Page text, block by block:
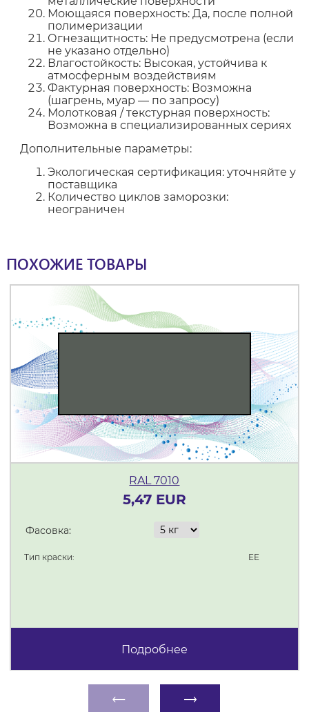
Моющаяся поверхность: Да, после полной
полимеризации
Огнезащитность: Не предусмотрена (если
не указано отдельно)
Влагостойкость: Высокая, устойчива к
атмосферным воздействиям
Фактурная поверхность: Возможна
(шагрень, муар — по запросу)
Молотковая / текстурная поверхность:
Возможна в специализированных сериях
Дополнительные параметры:
Экологическая сертификация: уточняйте у
поставщика
Количество циклов заморозки:
неограничен
ПОХОЖИЕ ТОВАРЫ
RAL 7010
5,47 EUR
Фасовка:
Тип краски: EE
Подробнее
← →